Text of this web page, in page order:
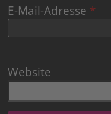
E-Mail-Adresse *
Website